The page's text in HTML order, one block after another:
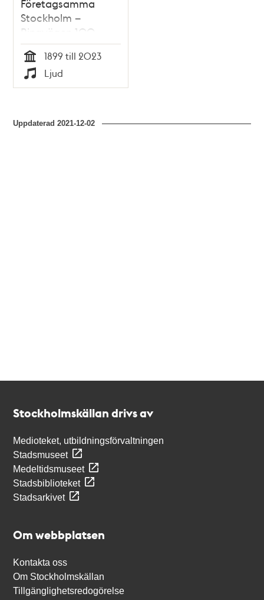
Företagsamma
Stockholm –
Ringvägen 100,
Åhléns
Tid
1899 till 2023
Typ
Ljud
Uppdaterad2021-12-02
Stockholmskällan drivs av
Medioteket, utbildningsförvaltningen
Stadsmuseet
Medeltidsmuseet
Stadsbiblioteket
Stadsarkivet
Om webbplatsen
Kontakta oss
Om Stockholmskällan
Tillgänglighetsredogörelse